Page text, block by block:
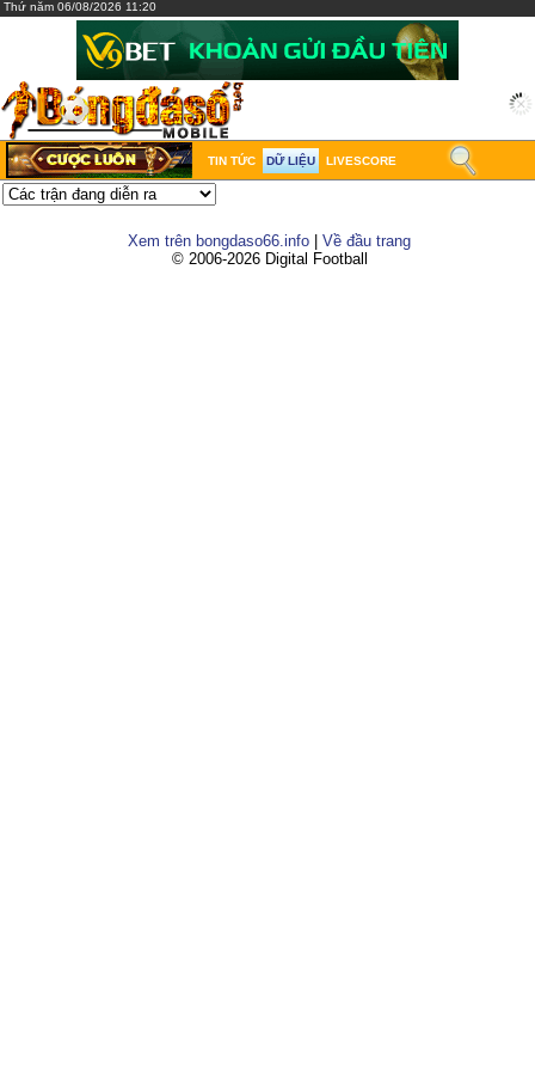
Thứ năm 06/08/2026 11:20
TIN TỨC DỮ LIỆU LIVESCORE
Xem trên bongdaso66.info
Về đầu trang
© 2006-2026 Digital Football